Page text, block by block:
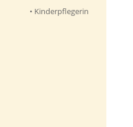
• Kinderpflegerin